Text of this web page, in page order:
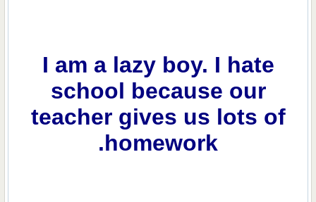
I am a lazy boy. I hate
school because our
teacher gives us lots of
homework.